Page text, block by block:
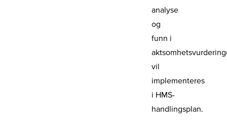
analyse
og
funn i
vil
implementeres
i HMS-
handlingsplan.